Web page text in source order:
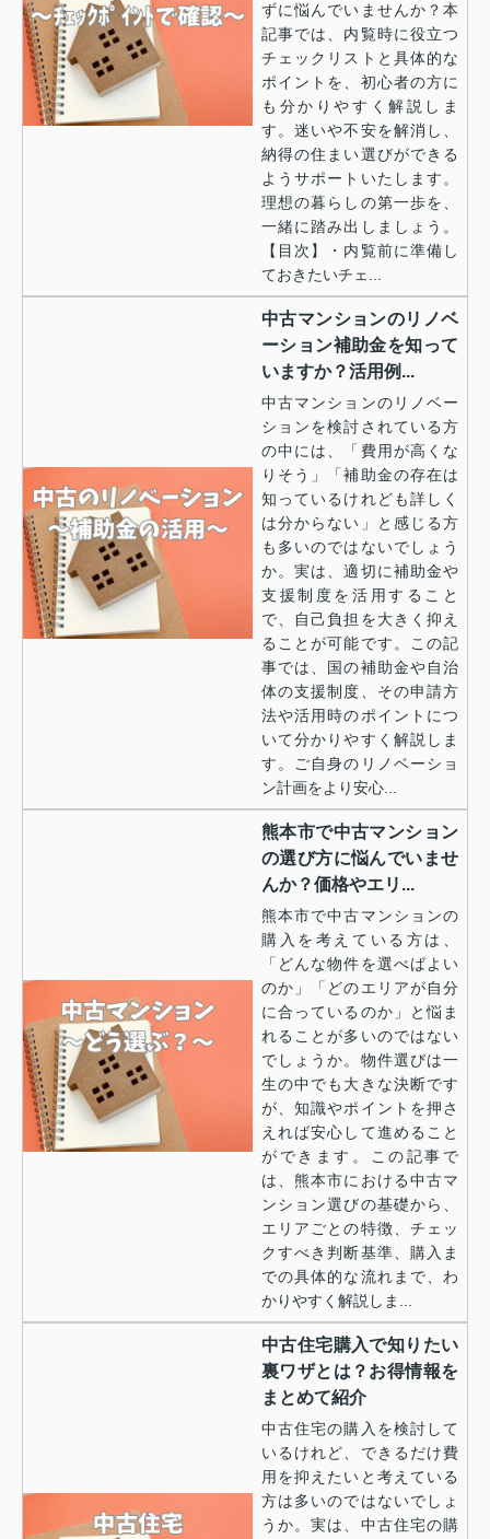
ずに悩んでいませんか？本
記事では、内覧時に役立つ
チェックリストと具体的な
ポイントを、初心者の方に
も分かりやすく解説しま
す。迷いや不安を解消し、
納得の住まい選びができる
ようサポートいたします。
理想の暮らしの第一歩を、
一緒に踏み出しましょう。
【目次】・内覧前に準備し
ておきたいチェ...
中古マンションのリノベ
ーション補助金を知って
いますか？活用例...
中古マンションのリノベー
ションを検討されている方
の中には、「費用が高くな
りそう」「補助金の存在は
知っているけれども詳しく
は分からない」と感じる方
も多いのではないでしょう
か。実は、適切に補助金や
支援制度を活用すること
で、自己負担を大きく抑え
ることが可能です。この記
事では、国の補助金や自治
体の支援制度、その申請方
法や活用時のポイントにつ
いて分かりやすく解説しま
す。ご自身のリノベーショ
ン計画をより安心...
熊本市で中古マンション
の選び方に悩んでいませ
んか？価格やエリ...
熊本市で中古マンションの
購入を考えている方は、
「どんな物件を選べばよい
のか」「どのエリアが自分
に合っているのか」と悩ま
れることが多いのではない
でしょうか。物件選びは一
生の中でも大きな決断です
が、知識やポイントを押さ
えれば安心して進めること
ができます。この記事で
は、熊本市における中古マ
ンション選びの基礎から、
エリアごとの特徴、チェッ
クすべき判断基準、購入ま
での具体的な流れまで、わ
かりやすく解説しま...
中古住宅購入で知りたい
裏ワザとは？お得情報を
まとめて紹介
中古住宅の購入を検討して
いるけれど、できるだけ費
用を抑えたいと考えている
方は多いのではないでしょ
うか。実は、中古住宅の購